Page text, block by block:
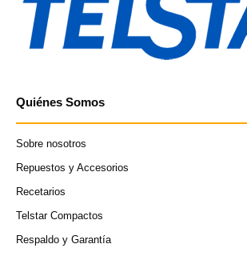
Quiénes Somos
Sobre nosotros
Repuestos y Accesorios
Recetarios
Telstar Compactos
Respaldo y Garantía